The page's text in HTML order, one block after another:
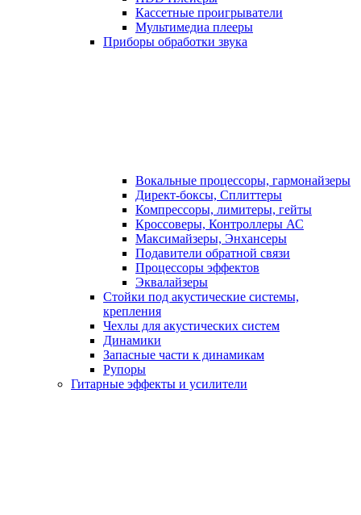
Кассетные проигрыватели
Мультимедиа плееры
Приборы обработки звука
Вокальные процессоры, гармонайзеры
Директ-боксы, Сплиттеры
Компрессоры, лимитеры, гейты
Кроссоверы, Контроллеры АС
Максимайзеры, Энхансеры
Подавители обратной связи
Процессоры эффектов
Эквалайзеры
Стойки под акустические системы,
крепления
Чехлы для акустических систем
Динамики
Запасные части к динамикам
Рупоры
Гитарные эффекты и усилители